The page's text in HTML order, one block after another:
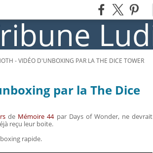
- VIDÉO D'UNBOXING PAR LA THE DICE TOWER
par la The Dice
de Mémoire 44par Days of Wonder, ne devrait
reçu leur boite.
rapide.